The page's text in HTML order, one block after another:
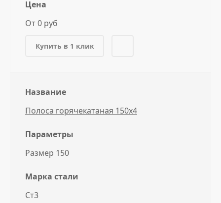
Цена
От 0 руб
Купить в 1 клик
Название
Полоса горячекатаная 150x4
Параметры
Размер 150
Марка стали
Ст3